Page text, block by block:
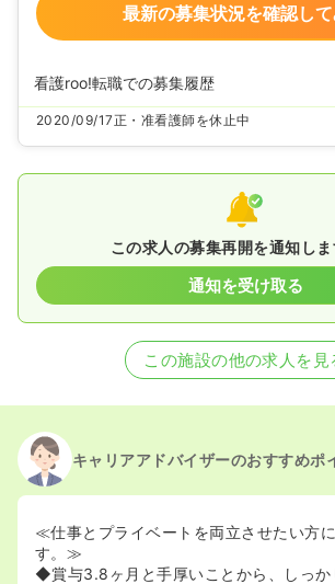
最新の募集状況を確認し
看護roo!転職での募集履歴
2020/09/17正・准看護師を休止中
この求人の募集再開を通知しま
通知を受け取る
この施設の他の求人を見
キャリアアドバイザーのおすすめポ
≪仕事とプライベートを両立させたい方
す。≫
◆賞与3.8ヶ月と手厚いことから、しっか